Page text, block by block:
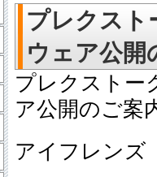
プレクスト
ウェア公開
プレクストー
ア公開のご案
アイフレン